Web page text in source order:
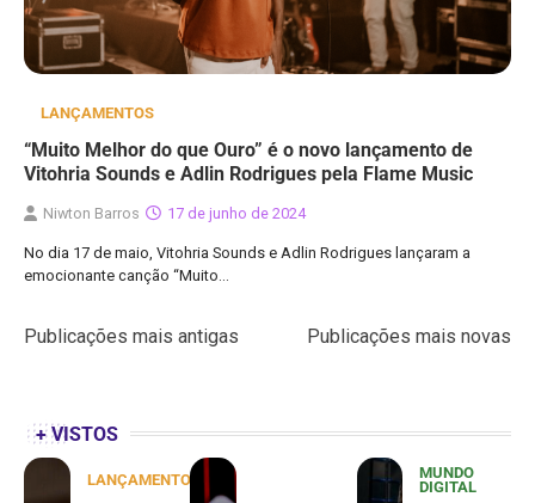
LANÇAMENTOS
“Muito Melhor do que Ouro” é o novo lançamento de
Vitohria Sounds e Adlin Rodrigues pela Flame Music
Niwton Barros 17 de junho de 2024
No dia 17 de maio, Vitohria Sounds e Adlin Rodrigues lançaram a
emocionante canção “Muito…
Navegação
Publicações mais antigas Publicações mais novas
+ VISTOS
LANÇAMENTOS
MUNDO
DIGITAL